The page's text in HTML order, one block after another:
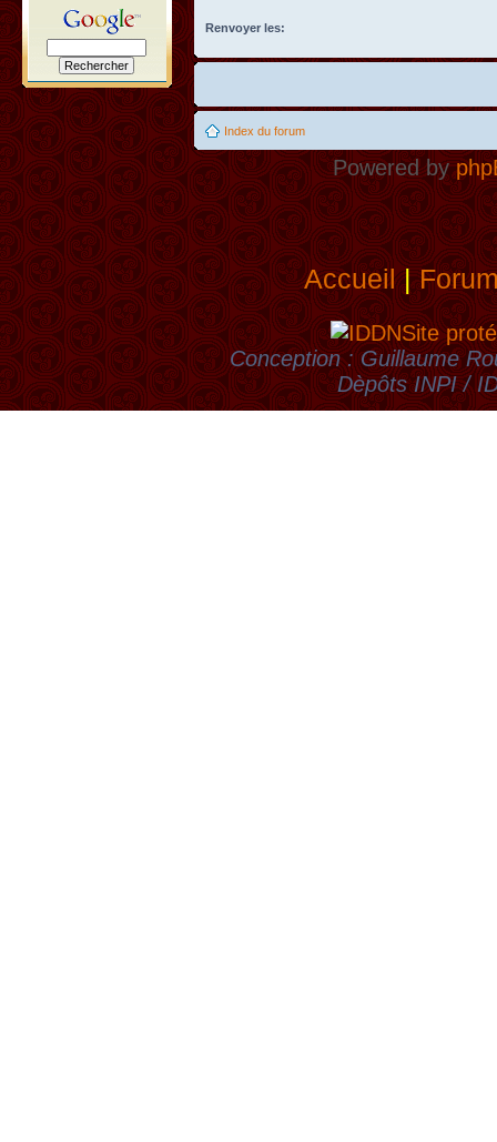
Renvoyer les:
Index du forum
Powered by
Accueil|
Site
Conception : Guillaume
Dèpôts INPI /